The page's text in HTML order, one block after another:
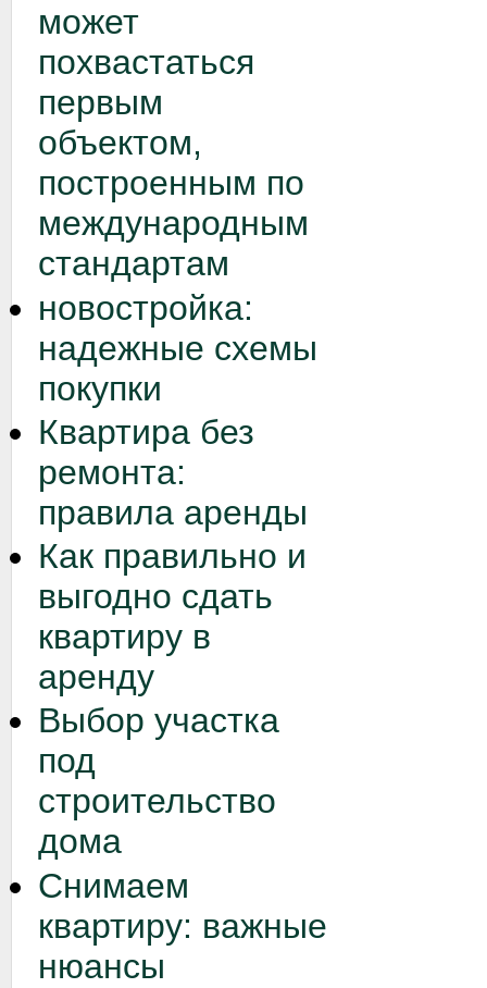
может
похвастаться
первым
объектом,
построенным по
международным
стандартам
новостройка:
надежные схемы
покупки
Квартира без
ремонта:
правила аренды
Как правильно и
выгодно сдать
квартиру в
аренду
Выбор участка
под
строительство
дома
Снимаем
квартиру: важные
нюансы